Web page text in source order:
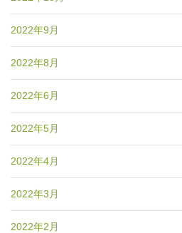
2022年9月
2022年8月
2022年6月
2022年5月
2022年4月
2022年3月
2022年2月